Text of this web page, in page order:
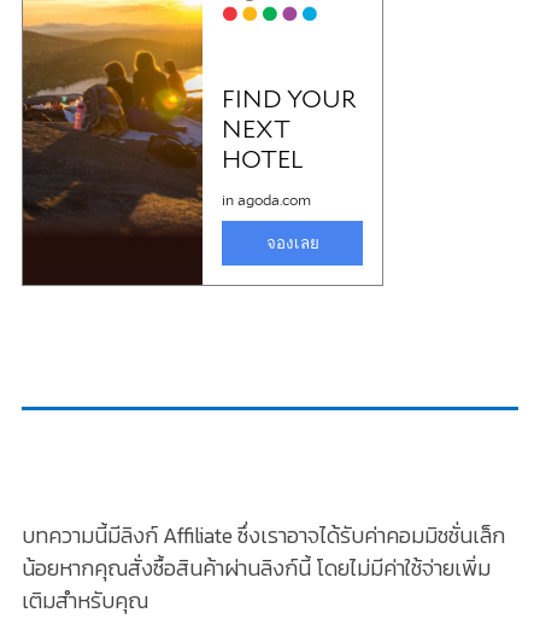
บทความนี้มีลิงก์ Affiliate ซึ่งเราอาจได้รับค่าคอมมิชชั่นเล็ก
น้อยหากคุณสั่งซื้อสินค้าผ่านลิงก์นี้ โดยไม่มีค่าใช้จ่ายเพิ่ม
เติมสำหรับคุณ